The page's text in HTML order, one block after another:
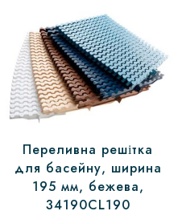
Переливна решітка
для басейну, ширина
195 мм, бежева,
34190CL190